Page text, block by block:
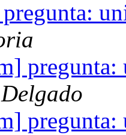
pregunta:
pregunta: